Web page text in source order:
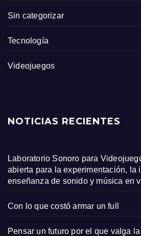
Sin categorizar
Tecnología
Videojuegos
NOTICIAS RECIENTES
Laboratorio Sonoro para
abierta para la experimentación, la
enseñanza de sonido y música en
Con lo que costó armar un full
Pensar un futuro por el que valga